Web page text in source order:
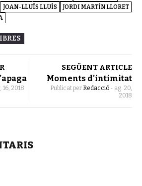
JOAN-LLUÍS LLUÍS
JORDI MARTÍN LLORET
16, 2018
SEGÜENT ARTICLE
Moments d’intimitat
Publicat per Redacció - ag. 20,
2018